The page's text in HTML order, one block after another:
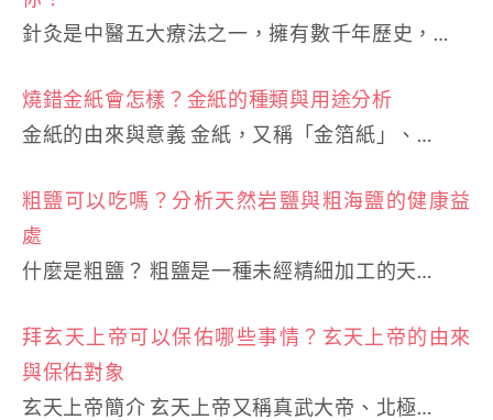
針灸是中醫五大療法之一，擁有數千年歷史，…
燒錯金紙會怎樣？金紙的種類與用途分析
金紙的由來與意義 金紙，又稱「金箔紙」、…
粗鹽可以吃嗎？分析天然岩鹽與粗海鹽的健康益
處
什麼是粗鹽？ 粗鹽是一種未經精細加工的天…
拜玄天上帝可以保佑哪些事情？玄天上帝的由來
與保佑對象
玄天上帝簡介 玄天上帝又稱真武大帝、北極…